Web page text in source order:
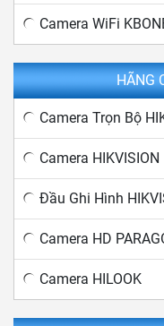
Camera WiFi
HÃNG
Camera Trọn Bộ
Camera HIKVISION
Đầu Ghi Hình
Camera HD
Camera HILOOK